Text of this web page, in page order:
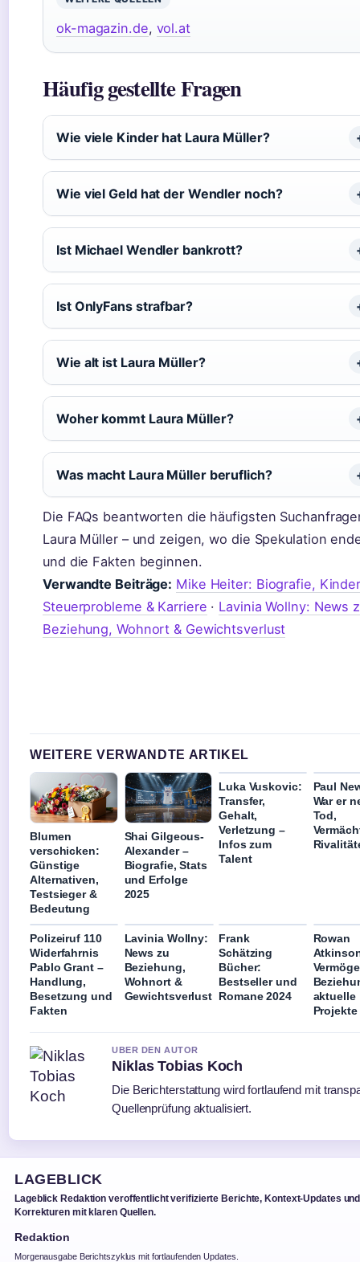
ok-magazin.de, vol.at
Häufig gestellte Fragen
Wie viele Kinder hat Laura Müller?
Wie viel Geld hat der Wendler noch?
Ist Michael Wendler bankrott?
Ist OnlyFans strafbar?
Wie alt ist Laura Müller?
Woher kommt Laura Müller?
Was macht Laura Müller beruflich?
Die FAQs beantworten die häufigsten
Laura Müller – und zeigen, wo die Spekulation
und die Fakten beginnen.
Verwandte Beiträge: Mike Heiter: Biografie,
Steuerprobleme & Karriere · Lavinia Wollny: News
Beziehung, Wohnort & Gewichtsverlust
WEITERE VERWANDTE ARTIKEL
Blumen
verschicken:
Günstige
Alternativen,
Testsieger &
Bedeutung
Shai Gilgeous-
Alexander –
Biografie, Stats
und Erfolge
2025
Luka Vuskovic:
Transfer,
Gehalt,
Verletzung –
Infos zum
Talent
Paul
War er
Tod,
Polizeiruf 110
Widerfahrnis
Pablo Grant –
Handlung,
Besetzung und
Fakten
Lavinia Wollny:
News zu
Beziehung,
Wohnort &
Gewichtsverlust
Frank
Schätzing
Bücher:
Bestseller und
Romane 2024
Rowan
aktuelle
Projekte
UBER DEN AUTOR
Niklas Tobias Koch
Die Berichterstattung wird fortlaufend mit
Quellenprüfung aktualisiert.
LAGEBLICK
Lageblick Redaktion veroffentlicht verifizierte Berichte, Kontext-Updates und
Korrekturen mit klaren Quellen.
Redaktion
Morgenausgabe Berichtszyklus mit fortlaufenden Updates.